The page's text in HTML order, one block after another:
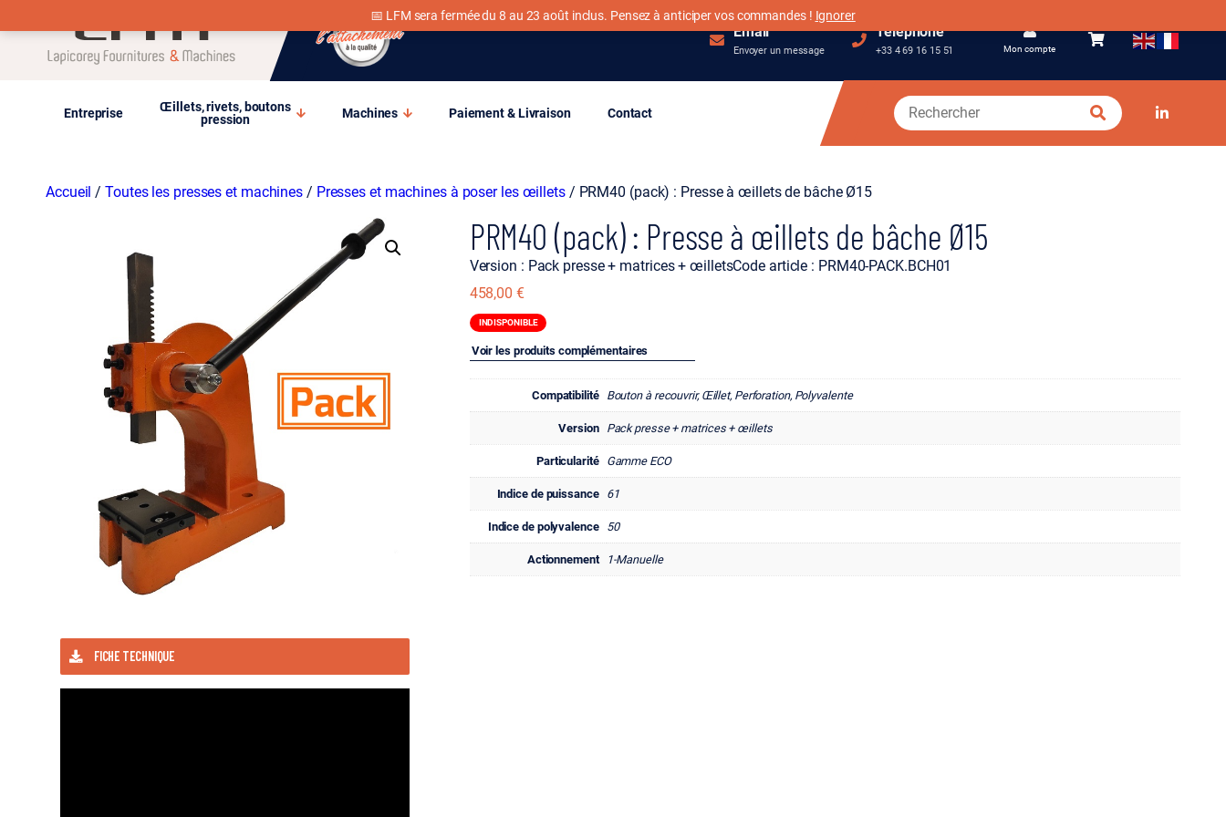
📅 LFM sera fermée du 8 au 23 août inclus. Pensez à anticiper vos commandes ! Ignorer
Email
Envoyer un message
Téléphone
+33 4 69 16 15 51 Mon compte
Entreprise
Œillets, rivets, boutons
pression
Machines Paiement & Livraison Contact
Accueil /Toutes les presses et machines / Presses et machines à poser les œillets/ PRM40 (pack) : Presse à œillets de bâche Ø15
FICHE TECHNIQUE
PRM40 (pack) : Presse à œillets de bâche Ø15
Version : Pack presse + matrices + œilletsCode article : PRM40-PACK.BCH01
458,00 €
INDISPONIBLE
Voir les produits complémentaires
Compatibilité Bouton à recouvrir, Œillet, Perforation, Polyvalente
Version Pack presse + matrices + œillets
Particularité Gamme ECO
Indice de puissance 61
Indice de polyvalence 50
Actionnement 1-Manuelle